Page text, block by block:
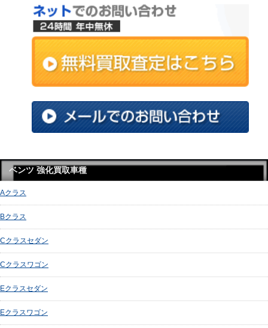
ベンツ 強化買取車種
Aクラス
Bクラス
Cクラスセダン
Cクラスワゴン
Eクラスセダン
Eクラスワゴン